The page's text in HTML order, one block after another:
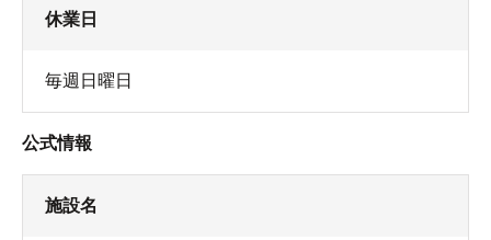
休業日
毎週日曜日
公式情報
施設名